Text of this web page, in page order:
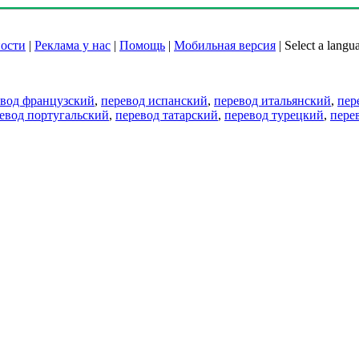
| Реклама у нас | Помощь | Мобильная версия | Select a
французский, перевод испанский, перевод итальянский,
португальский, перевод татарский, перевод турецкий,